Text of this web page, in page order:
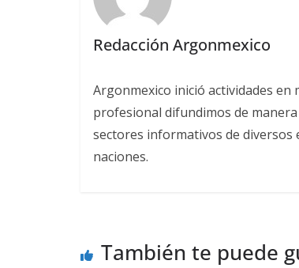
Redacción Argonmexico
Argonmexico inició actividades en
profesional difundimos de
sectores informativos de diversos
naciones.
También te puede